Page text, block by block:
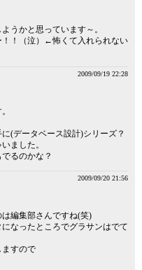
うかと思っています～。
！（泣）←怖くて入れられない
2009/09/19 22:28
(データベース設計)シリーズ？
ました。
るのかな？
2009/09/20 21:56
編集部さんですね(笑)
なったところでグラサンはでて
ますので